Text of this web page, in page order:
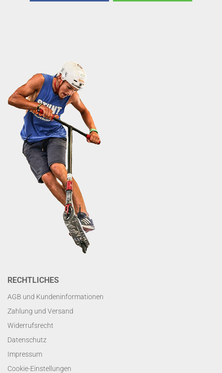
RECHTLICHES
AGB und Kundeninformationen
Zahlung und Versand
Widerrufsrecht
Datenschutz
Impressum
Cookie-Einstellungen